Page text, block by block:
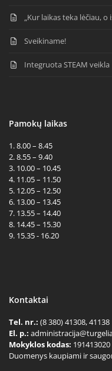
„Kur laikas teka lėčiau,
Sveikiname!
Integruota STEAM veikla
Pamokų laikas
1. 8.00 – 8.45
2. 8.55 – 9.40
3. 10.00 – 10.45
4. 11.05 – 11.50
5. 12.05 – 12.50
6. 13.00 – 13.45
7. 13.55 – 14.40
8. 14.45 – 15.30
9. 15.35 - 16.20
Kontaktai
Tel. nr.: (8 380) 41308, 41138
El. p.:
Mokyklos kodas: 191413020
Duomenys kaupiami ir